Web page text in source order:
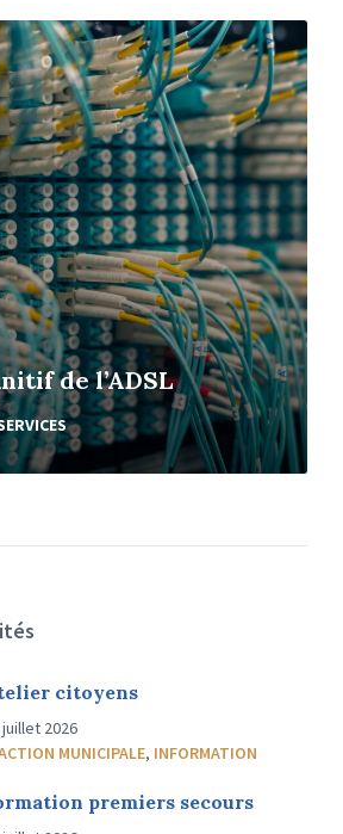
de l’ADSL
citoyens
2026
MUNICIPALE, INFORMATION
premiers secours